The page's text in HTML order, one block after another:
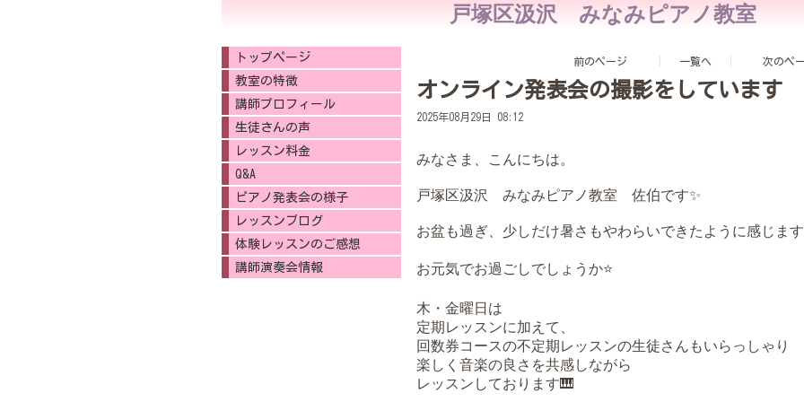
戸塚区汲沢 みなみピアノ教室
前のページ 一覧へ 次のペ
オンライン発表会の撮影をしています
2025年08月29日 08:12
みなさま、こんにちは。
戸塚区汲沢 みなみピアノ教室 佐伯です✨
お盆も過ぎ、少しだけ暑さもやわらいできたように感じま
お元気でお過ごしでしょうか⭐️
木・金曜日は
定期レッスンに加えて、
回数券コースの不定期レッスンの生徒さんもいらっしゃり
楽しく音楽の良さを共感しながら
レッスンしております🎹
トップページ
教室の特徴
講師プロフィール
生徒さんの声
レッスン料金
Q&A
ピアノ発表会の様子
レッスンブログ
体験レッスンのご感想
講師演奏会情報